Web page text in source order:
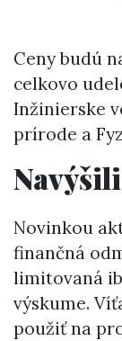
Ceny budú
celkovo
Inžinierske
prírode a
Novinkou
finančná
limitovaná
výskume.
použiť na